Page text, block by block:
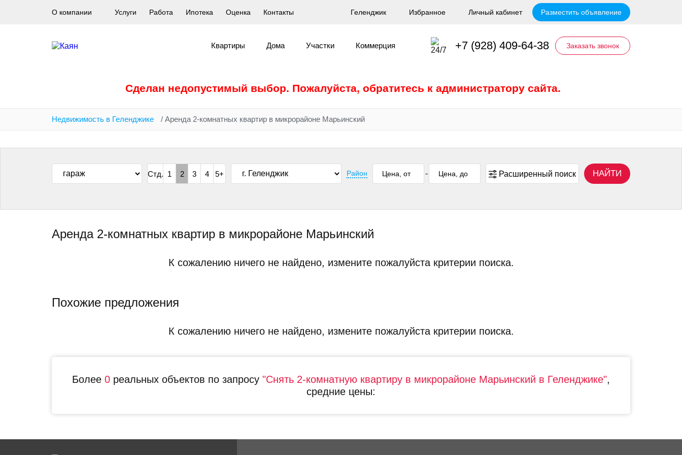
О компании Услуги Работа Ипотека Оценка Контакты Геленджик Избранное Личный кабинет Разместить объявление
Квартиры Дома Участки Коммерция +7 (928) 409-64-38 Заказать звонок
ошибке
Сделан недопустимый выбор. Пожалуйста, обратитесь к администратору сайта.
Недвижимость в Геленджике / Аренда 2-комнатных квартир в микрорайоне Марьинский
Стд. 1 2 3 4 5+ Район - Расширенный поиск НАЙТИ
Аренда 2-комнатных квартир в микрорайоне Марьинский
К сожалению ничего не найдено, измените пожалуйста критерии поиска.
Похожие предложения
К сожалению ничего не найдено, измените пожалуйста критерии поиска.
Более 0 реальных объектов по запросу "Снять 2-комнатную квартиру в микрорайоне Марьинский в Геленджике",
средние цены: